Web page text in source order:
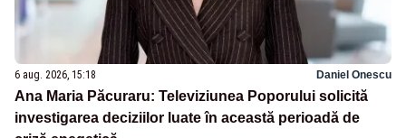
6 aug. 2026, 15:18 Daniel Onescu
Ana Maria Păcuraru: Televiziunea Poporului solicită
investigarea deciziilor luate în această perioadă de